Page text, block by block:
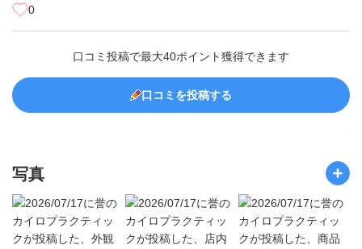
0
口コミ投稿で最大40ポイント獲得できます
口コミを投稿する
写真